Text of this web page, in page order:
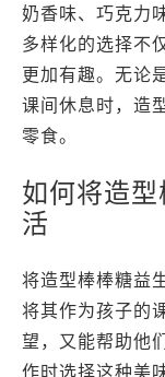
奶香味、巧克力
多样化的选择不
更加有趣。无论
课间休息时，造
零食。
如何将造
活
将造型棒棒糖益
将其作为孩子的
望，又能帮助他
作时选择这种美